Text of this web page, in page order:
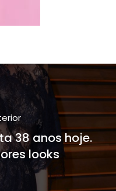
38 anos hoje.
looks